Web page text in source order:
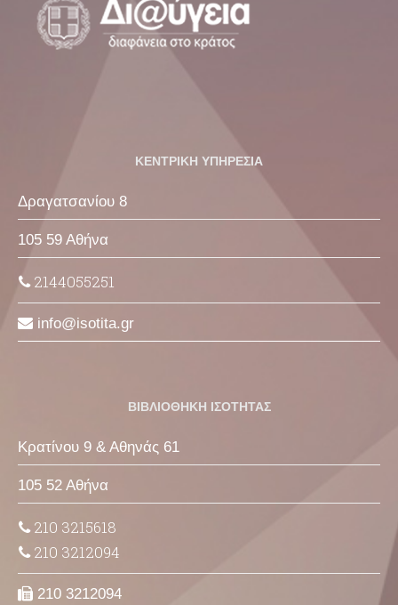
ΚΕΝΤΡΙΚΗ ΥΠΗΡΕΣΙΑ
Δραγατσανίου 8
105 59 Αθήνα
2144055251
info isotita gr
ΒΙΒΛΙΟΘΗΚΗ ΙΣΟΤΗΤΑΣ
Κρατίνου 9 & Αθηνάς 61
105 52 Αθήνα
210 3215618
210 3212094
210 3212094